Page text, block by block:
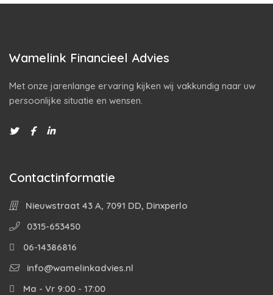
Wamelink Financieel Advies
Met onze jarenlange ervaring kijken wij vakkundig naar uw
persoonlijke situatie en wensen.
Contactinformatie
Nieuwstraat 43 A, 7091 DD, Dinxperlo
0315-653450
06-14386816
info@wamelinkadvies.nl
Ma - Vr 9:00 - 17:00